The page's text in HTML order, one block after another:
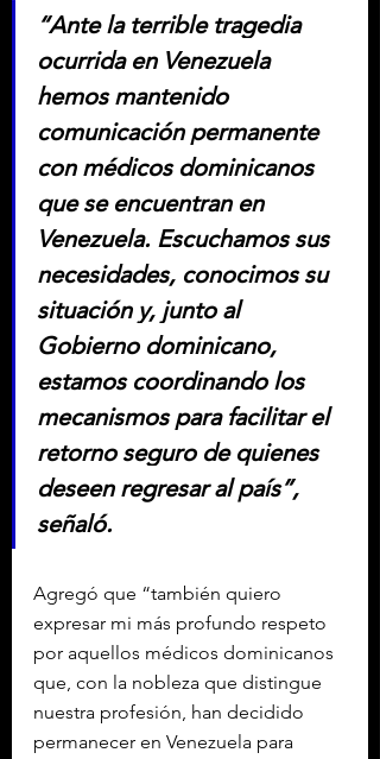
“Ante la terrible tragedia
ocurrida en Venezuela
hemos mantenido
comunicación permanente
con médicos dominicanos
que se encuentran en
Venezuela. Escuchamos sus
necesidades, conocimos su
situación y, junto al
Gobierno dominicano,
estamos coordinando los
mecanismos para facilitar el
retorno seguro de quienes
deseen regresar al país”,
señaló.
Agregó que “también quiero
expresar mi más profundo respeto
por aquellos médicos dominicanos
que, con la nobleza que distingue
nuestra profesión, han decidido
permanecer en Venezuela para